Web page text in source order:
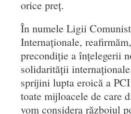
orice preț.
În numele Ligii
Internaționale,
precondiție a înțelegerii
solidarității
sprijini lupta eroică a
toate mijloacele de care
vom considera războiul